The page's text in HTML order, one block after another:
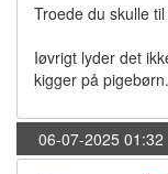
Troede du skulle
Iøvrigt lyder det
kigger på pigebørn.
06-07-2025 01:32